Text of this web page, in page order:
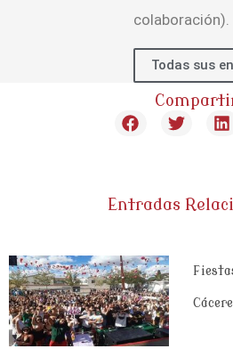
colaboración).
Todas sus
Entradas